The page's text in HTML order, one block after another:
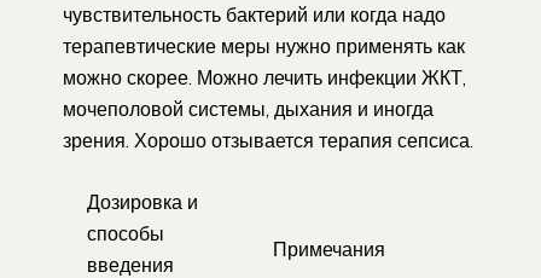
чувствительность бактерий или когда надо
терапевтические меры нужно применять как
можно скорее. Можно лечить инфекции ЖКТ,
мочеполовой системы, дыхания и иногда
зрения. Хорошо отзывается терапия сепсиса.
Дозировка и
способы
введения
Примечания